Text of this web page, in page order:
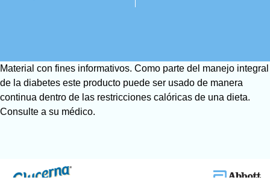
Material con fines informativos. Como parte del manejo integral
de la diabetes este producto puede ser usado de manera
continua dentro de las restricciones calóricas de una dieta.
Consulte a su médico.